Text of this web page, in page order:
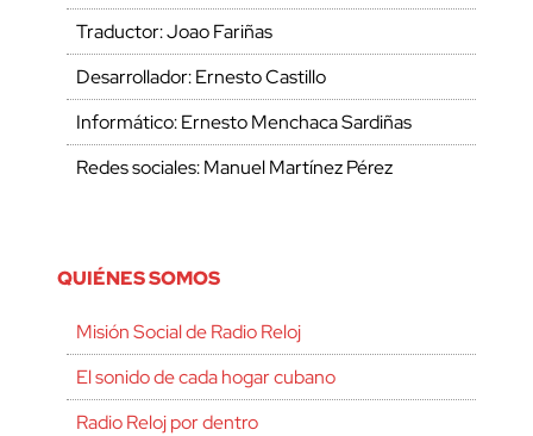
Traductor: Joao Fariñas
Desarrollador: Ernesto Castillo
Informático: Ernesto Menchaca Sardiñas
Redes sociales: Manuel Martínez Pérez
QUIÉNES SOMOS
Misión Social de Radio Reloj
El sonido de cada hogar cubano
Radio Reloj por dentro